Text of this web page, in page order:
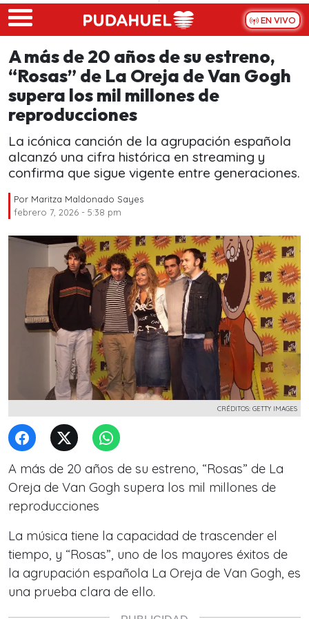
Skip to main content
EN VIVO
A más de 20 años de su estreno,
“Rosas” de La Oreja de Van Gogh
supera los mil millones de
reproducciones
La icónica canción de la agrupación española
alcanzó una cifra histórica en streaming y
confirma que sigue vigente entre generaciones.
Por Maritza Maldonado Sayes
febrero 7, 2026 - 5:38 pm
CRÉDITOS: GETTY IMAGES
A más de 20 años de su estreno, “Rosas” de La
Oreja de Van Gogh supera los mil millones de
reproducciones
La música tiene la capacidad de trascender el
tiempo, y “Rosas”, uno de los mayores éxitos de
la agrupación española La Oreja de Van Gogh, es
una prueba clara de ello.